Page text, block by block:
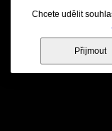
Chcete udělit
Přijmout